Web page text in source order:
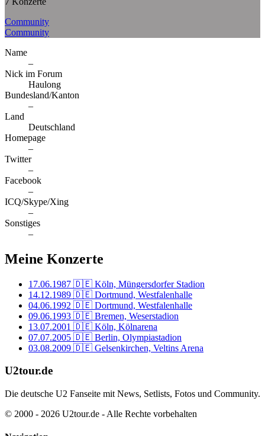
Community
Community
Name
–
Nick im Forum
Haulong
Bundesland/Kanton
–
Land
Deutschland
Homepage
–
Twitter
–
Facebook
–
ICQ/Skype/Xing
–
Sonstiges
–
Meine Konzerte
17.06.1987 🇩🇪 Köln, Müngersdorfer Stadion
14.12.1989 🇩🇪 Dortmund, Westfalenhalle
04.06.1992 🇩🇪 Dortmund, Westfalenhalle
09.06.1993 🇩🇪 Bremen, Weserstadion
13.07.2001 🇩🇪 Köln, Kölnarena
07.07.2005 🇩🇪 Berlin, Olympiastadion
03.08.2009 🇩🇪 Gelsenkirchen, Veltins Arena
U2tour.de
Die deutsche U2 Fanseite mit News, Setlists, Fotos und Community.
© 2000 - 2026 U2tour.de - Alle Rechte vorbehalten